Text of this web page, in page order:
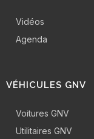
Vidéos
Agenda
VÉHICULES GNV
Voitures GNV
Utilitaires GNV